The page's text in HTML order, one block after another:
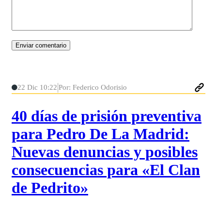
22 Dic 10:22 Por: Federico Odorisio
40 días de prisión preventiva
para Pedro De La Madrid:
Nuevas denuncias y posibles
consecuencias para «El Clan
de Pedrito»